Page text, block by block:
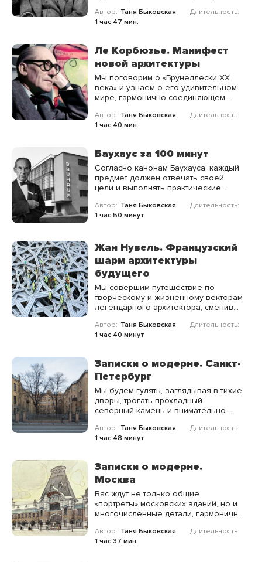
лекции, чтобы вдохновить на
погружение в мир архитектуры
музыки.
Автор: Таня Быковская
Длительность:
1 час 47 мин.
Ле Корбюзье. Манифест
новой архитектуры
Мы поговорим о «Брунеллески XX
века» и узнаем о его удивительном
мире, гармонично соединяющем
живопись, всё и даже больше.
Автор: Таня Быковская
Длительность:
1 час 40 мин.
Баухаус за 100 минут
Согласно канонам Баухауса, каждый
предмет должен отвечать своей
цели и выполнять практические
дешевым и красивым.
Автор: Таня Быковская
Длительность:
1 час 50 минут
Жан Нувель. Французский
шарм архитектуры
будущего
Мы совершим путешествие по
творческому и жизненному векторам
легендарного архитектора, сменив
локаций, однако, мы сумеем связать
их нитью особенной магии — магии
Автор: Таня Быковская
Длительность:
1 час 40 минут
Записки о модерне. Санкт-
Петербург
Мы будем гулять, заглядывая в тихие
дворы, трогать прохладный
северный камень и внимательно
элегантных особняков Санкт-
Петербурга.
Автор: Таня Быковская
Длительность:
1 час 48 минут
Записки о модерне.
Москва
Вас ждут не только общие
«портреты» московских зданий, но и
многочисленные детали, гармонично
златоглавой купеческой столицы.
Автор: Таня Быковская
Длительность:
1 час 37 мин.